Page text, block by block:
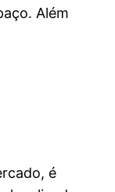
Além
é